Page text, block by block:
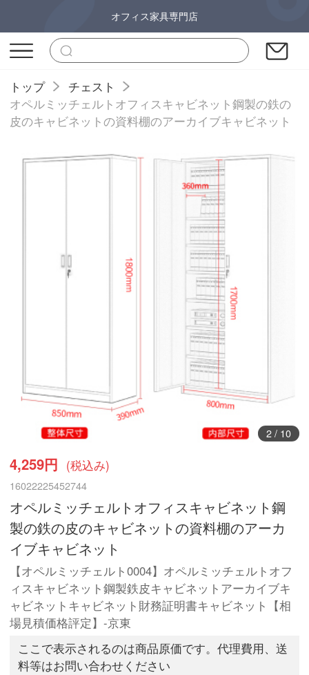
オフィス家具専門店
トップ
チェスト
オペルミッチェルトオフィスキャビネット鋼製の鉄の
皮のキャビネットの資料棚のアーカイブキャビネット
3/ 10
4,259円 (税込み)
16022225452744
オペルミッチェルトオフィスキャビネット鋼
製の鉄の皮のキャビネットの資料棚のアーカ
イブキャビネット
【オペルミッチェルト0004】オペルミッチェルトオフ
ィスキャビネット鋼製鉄皮キャビネットアーカイブキ
ャビネットキャビネット財務証明書キャビネット【相
場見積価格評定】-京東
ここで表示されるのは商品原価です。代理費用、送
料等はお問い合わせください